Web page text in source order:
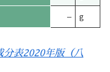
– g
表2020年版（八